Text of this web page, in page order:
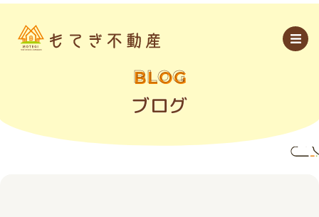
内
BLOG
ブログ